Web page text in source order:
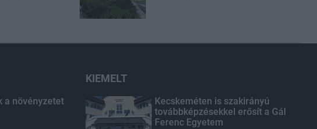
a növényzetet
KIEMELT
Kecskeméten is szakirányú
továbbképzésekkel erősít a Gál
Ferenc Egyetem